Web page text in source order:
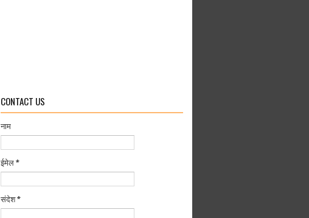
CONTACT US
नाम
ईमेल *
संदेश*